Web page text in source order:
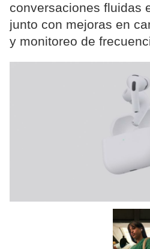
conversaciones fluidas
junto con mejoras en
y monitoreo de